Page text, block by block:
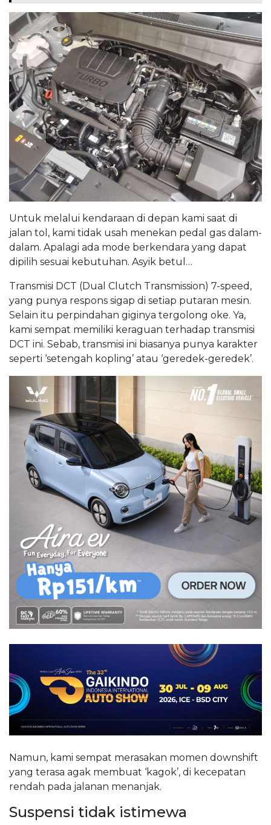
Untuk melalui kendaraan di depan kami saat di
jalan tol, kami tidak usah menekan pedal gas dalam-
dalam. Apalagi ada mode berkendara yang dapat
dipilih sesuai kebutuhan. Asyik betul…
Transmisi DCT (Dual Clutch Transmission) 7-speed,
yang punya respons sigap di setiap putaran mesin.
Selain itu perpindahan giginya tergolong oke. Ya,
kami sempat memiliki keraguan terhadap transmisi
DCT ini. Sebab, transmisi ini biasanya punya karakter
seperti ‘setengah kopling’ atau ‘geredek-geredek’.
Namun, kami sempat merasakan momen downshift
yang terasa agak membuat ‘kagok’, di kecepatan
rendah pada jalanan menanjak.
Suspensi tidak istimewa